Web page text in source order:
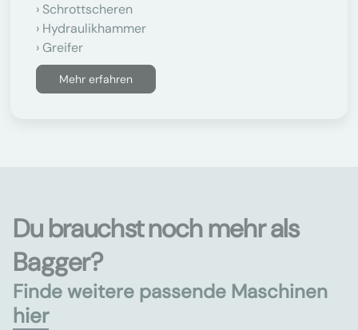
Schrottscheren
Hydraulikhammer
Greifer
Mehr erfahren
Du brauchst noch mehr als
Bagger?
Finde weitere passende Maschinen
hier